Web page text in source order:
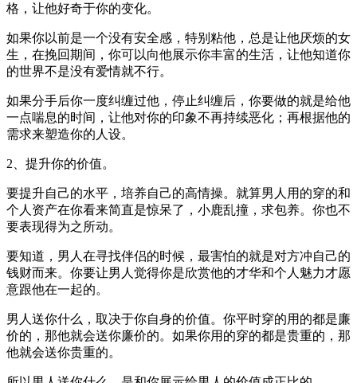
格，让他好奇于你的变化。
如果你以前是一个没有安全感，特别粘他，总是让他厌烦的女
生，在挽回期间，你可以向他展示你丰富的生活，让他知道你
的世界不是没有爱情就不行。
如果分手后你一度纠缠过他，停止纠缠后，你要做的就是给他
一点喘息的时间，让他对你的印象不再持续恶化；再根据他的
需求来塑造你的人设。
2、提升你的价值。
要提升自己的水平，培养自己的高情操。就算男人用的穿的和
个人资产在你看来简直是惊呆了，小鹿乱撞，求包养。你也不
要表现得为之所动。
要知道，男人在寻找伴侣的时候，最害怕的就是对方冲自己的
钱财而来。你要让男人觉得你是欣赏他的才华和个人魅力才愿
意跟他在一起的。
男人送你什么，取决于你自身的价值。你平时穿的用的都是廉
价的，那他就会送你廉价的。如果你用的穿的都是贵重的，那
他就会送你贵重的。